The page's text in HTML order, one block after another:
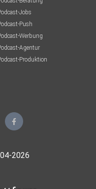
Jobs
Push
Werbung
Agentur
Produktion
2026